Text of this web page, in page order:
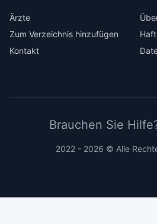
Ärzte
Zum Verzeichnis hinzufügen
Kontakt
Brauchen Sie
2022 - 2026 © Alle